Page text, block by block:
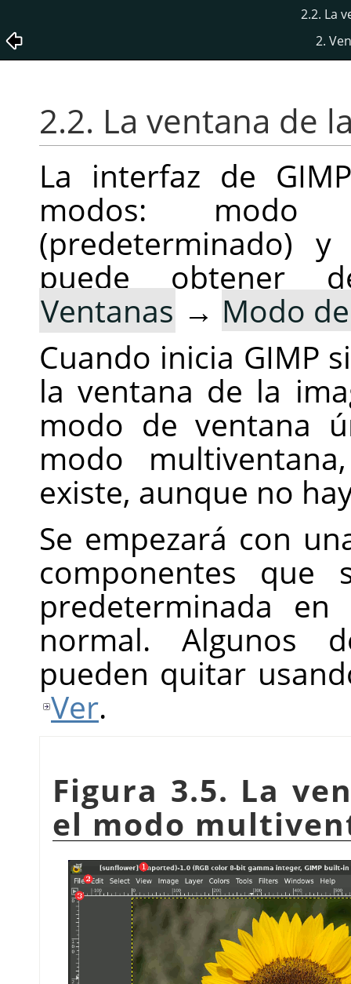
2.2. La
2.
2.2. La ventana de
La interfaz de
modos:
(predeterminado)
puede obtener
Ventanas → Modo
Cuando inicia GIMP
la ventana de la
modo de ventana
modo
existe, aunque no
Se empezará con
componentes que
predeterminada
normal. Algunos
pueden quitar
Ver.
Figura 3.5. La
el modo